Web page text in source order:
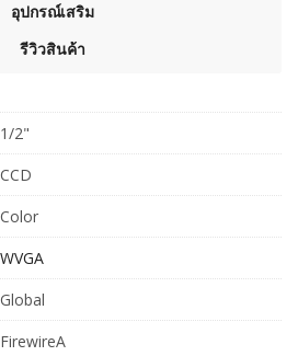
อุปกรณ์เสริม
รีวิวสินค้า
1/2"
CCD
Color
WVGA
Global
FirewireA